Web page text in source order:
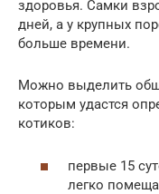
здоровья. Самки
дней, а у крупных
больше времени.
Можно выделить
которым удастся
котиков:
первые 15
легко